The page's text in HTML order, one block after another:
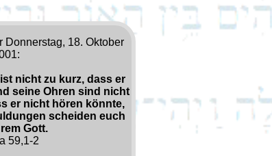
Donnerstag, 18. Oktober
nicht zu kurz, dass er
seine Ohren sind nicht
er nicht hören könnte,
scheiden euch
Gott.
59,1-2